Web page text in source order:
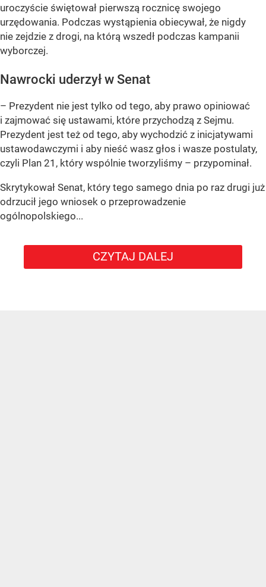
uroczyście świętował pierwszą rocznicę swojego
urzędowania. Podczas wystąpienia obiecywał, że nigdy
nie zejdzie z drogi, na którą wszedł podczas kampanii
wyborczej.
Nawrocki uderzył w Senat
– Prezydent nie jest tylko od tego, aby prawo opiniować
i zajmować się ustawami, które przychodzą z Sejmu.
Prezydent jest też od tego, aby wychodzić z inicjatywami
ustawodawczymi i aby nieść wasz głos i wasze postulaty,
czyli Plan 21, który wspólnie tworzyliśmy – przypominał.
Skrytykował Senat, który tego samego dnia po raz drugi już
odrzucił jego wniosek o przeprowadzenie
ogólnopolskiego...
CZYTAJ DALEJ